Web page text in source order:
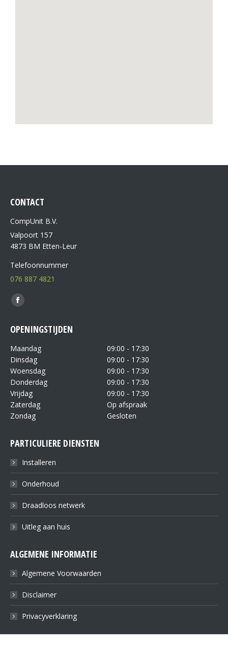
CONTACT
CompUnit B.V.
Valpoort 157
4873 BM Etten-Leur
Telefoonnummer
076 887 4821
Vind ons op:
OPENINGSTIJDEN
Maandag
09:00 - 17:30
Dinsdag
09:00 - 17:30
Woensdag
09:00 - 17:30
Donderdag
09:00 - 17:30
Vrijdag
09:00 - 17:30
Zaterdag
Op afspraak
Zondag
Gesloten
PARTICULIERE DIENSTEN
Installeren
Onderhoud
Draadloos netwerk
Uitleg aan huis
ALGEMENE INFORMATIE
Algemene Voorwaarden
Disclaimer
Privacyverklaring